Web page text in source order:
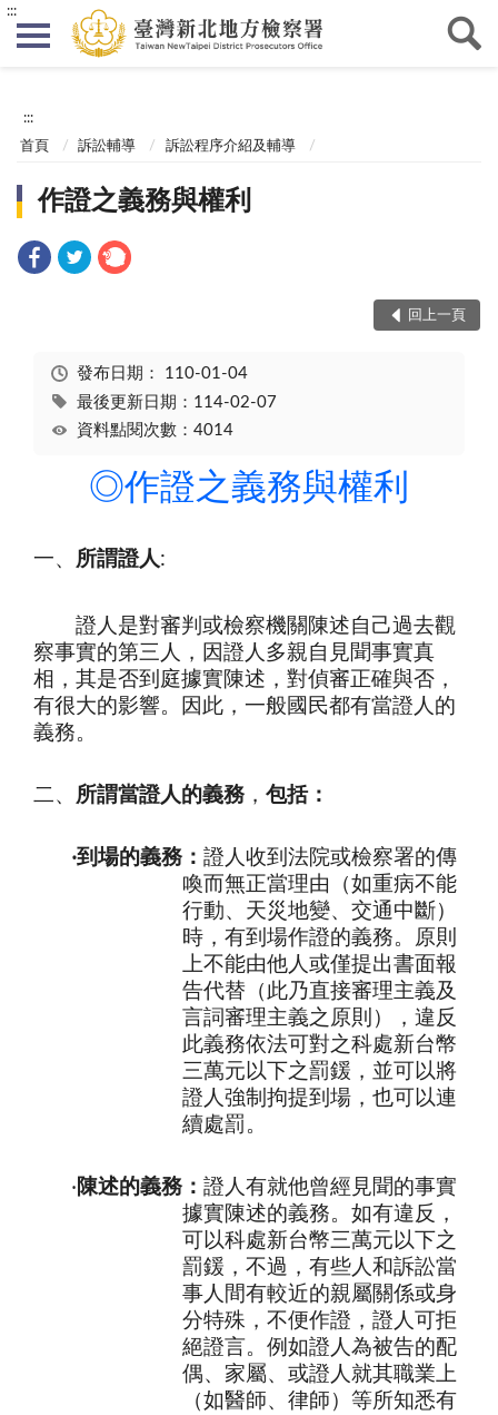
:::
:::
首頁 訴訟輔導 訴訟程序介紹及輔導
作證之義務與權利
回上一頁
發布日期： 110-01-04
最後更新日期：114-02-07
資料點閱次數：4014
◎作證之義務與權利
一、 所謂證人 :
證人是對審判或檢察機關陳述自己過去觀
察事實的第三人，因證人多親自見聞事實真
相，其是否到庭據實陳述，對偵審正確與否，
有很大的影響。因此，一般國民都有當證人的
義務。
二、 所謂當證人的義務 ， 包括：
‧到場的義務： 證人收到法院或檢察署的傳
喚而無正當理由（如重病不能
行動、天災地變、交通中斷）
時，有到場作證的義務。原則
上不能由他人或僅提出書面報
告代替（此乃直接審理主義及
言詞審理主義之原則），違反
此義務依法可對之科處新台幣
三萬元以下之罰鍰，並可以將
證人強制拘提到場，也可以連
續處罰。
‧ 陳述的義務： 證人有就他曾經見聞的事實
據實陳述的義務。如有違反，
可以科處新台幣三萬元以下之
罰鍰，不過，有些人和訴訟當
事人間有較近的親屬關係或身
分特殊，不便作證，證人可拒
絕證言。例如證人為被告的配
偶、家屬、或證人就其職業上
（如醫師、律師）等所知悉有